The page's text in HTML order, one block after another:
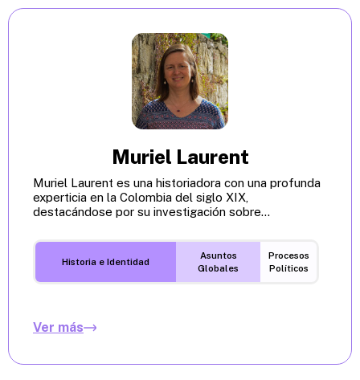
Muriel Laurent
Muriel Laurent es una historiadora con una profunda
experticia en la Colombia del siglo XIX,
destacándose por su investigación sobre...
Historia e Identidad
Asuntos
Globales
Procesos
Políticos
Ver más